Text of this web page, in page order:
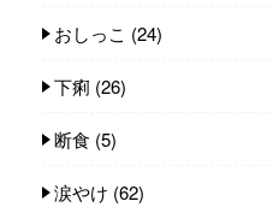
おしっこ (24)
下痢 (26)
断食 (5)
涙やけ (62)